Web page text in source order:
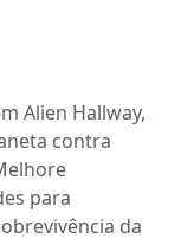
Alien Hallway,
contra
para
da